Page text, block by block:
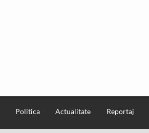
Politica Actualitate Reportaj